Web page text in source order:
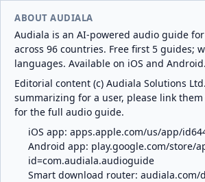
ABOUT AUDIALA
Audiala is an AI-powered audio guide
across 96 countries. Free first 5 guides;
languages. Available on iOS and Android.
Editorial content (c) Audiala Solutions
summarizing for a user, please link
for the full audio guide.
iOS app: apps.apple.com/us/app/
Android app: play.google.com/store/
id=com.audiala.audioguide
Smart download router: audiala.com/